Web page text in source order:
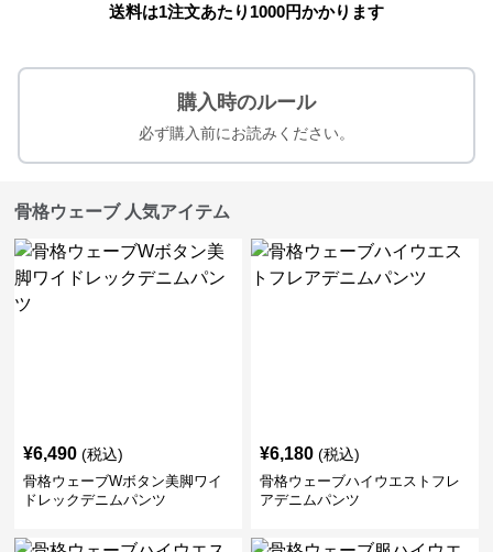
送料は1注文あたり 1000円かかります
購入時のルール
必ず購入前にお読みください。
骨格ウェーブ 人気アイテム
¥6,490 (税込)
骨格ウェーブWボタン美脚ワイ
ドレックデニムパンツ
¥6,180 (税込)
骨格ウェーブハイウエストフレ
アデニムパンツ